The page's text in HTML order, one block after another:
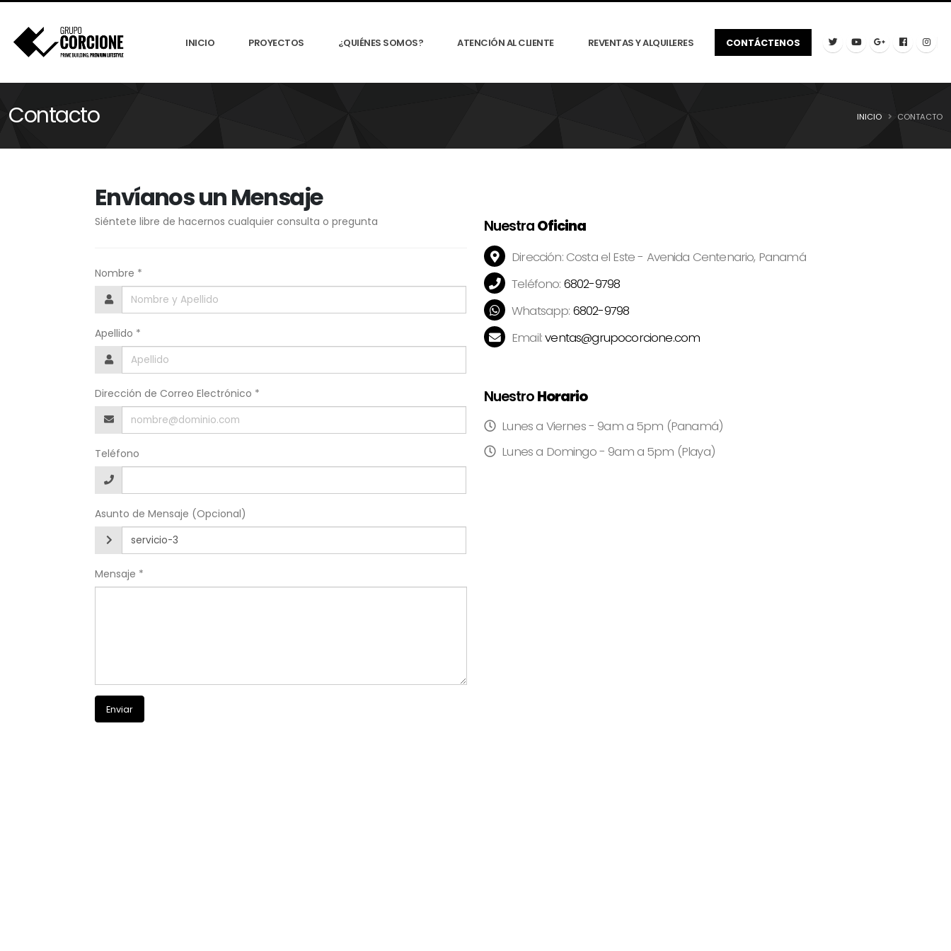
INICIO PROYECTOS ¿QUIÉNES SOMOS? ATENCIÓN AL CLIENTE REVENTAS Y ALQUILERES CONTÁCTENOS
Contacto INICIO CONTACTO
Envíanos un Mensaje
Siéntete libre de hacernos cualquier consulta o pregunta
Nombre *
Apellido *
Dirección de Correo Electrónico *
Teléfono
Asunto de Mensaje (Opcional)
Mensaje *
Enviar
NuestraOficina
Dirección:Costa el Este - Avenida Centenario, Panamá
Teléfono: 6802-9798
Whatsapp: 6802-9798
Email:ventas@grupocorcione.com
NuestroHorario
Lunes a Viernes - 9am a 5pm (Panamá)
Lunes a Domingo - 9am a 5pm (Playa)